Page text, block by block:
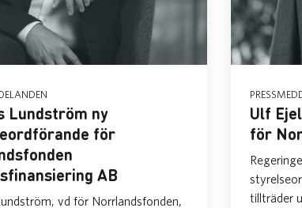
Lundström ny
för
AB
vd för Norrlandsfonden,
Ulf
för
tillträder